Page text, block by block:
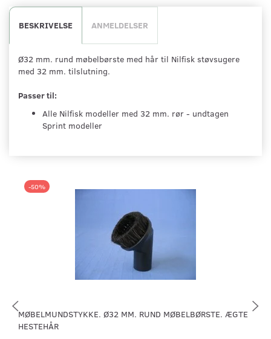
BESKRIVELSE ANMELDELSER
Ø32 mm. rund møbelbørste med hår til Nilfisk støvsugere
med 32 mm. tilslutning.
Passer til:
Alle Nilfisk modeller med 32 mm. rør - undtagen
Sprint modeller
-50%
MØBELMUNDSTYKKE. Ø32 MM. RUND MØBELBØRSTE. ÆGTE
HESTEHÅR